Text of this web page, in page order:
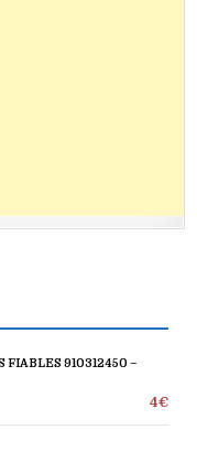
FIABLES 910312450 –
4€